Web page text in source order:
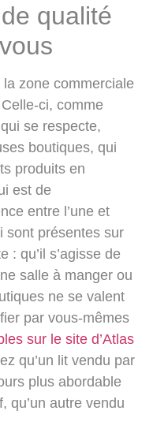
qualité
zone commerciale
ci, comme
se respecte,
boutiques, qui
produits en
est de
entre l’une et
sont présentes sur
: qu’il s’agisse de
salle à manger ou
ne se valent
par vous-mêmes
sur le site d’Atlas
qu’un lit vendu par
plus abordable
qu’un autre vendu